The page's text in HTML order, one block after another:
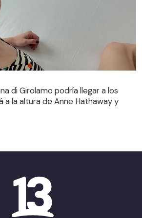
di Girolamo podría llegar a los
a la altura de Anne Hathaway y